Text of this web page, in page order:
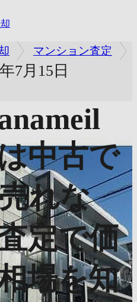
マンション査定
7月15日
中古で
れな
定で価
場を知